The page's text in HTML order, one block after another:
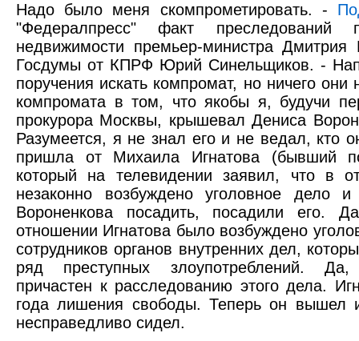
Надо было меня скомпрометировать. -
"Федералпресс" факт
недвижимости премьер-министра Дмитрия
Госдумы от КПРФ Юрий Синельщиков. -
поручения искать компромат, но ничего они
компромата в том, что якобы я, будучи
прокурора Москвы, крышевал Дениса
Разумеется, я не знал его и не ведал, кто
пришла от Михаила Игнатова (бывший
который на телевидении заявил, что в
незаконно возбуждено уголовное дело
Вороненкова посадить, посадили его.
отношении Игнатова было возбуждено
сотрудников органов внутренних дел,
ряд преступных злоупотреблений.
причастен к расследованию этого дела.
года лишения свободы. Теперь он вышел
несправедливо сидел.